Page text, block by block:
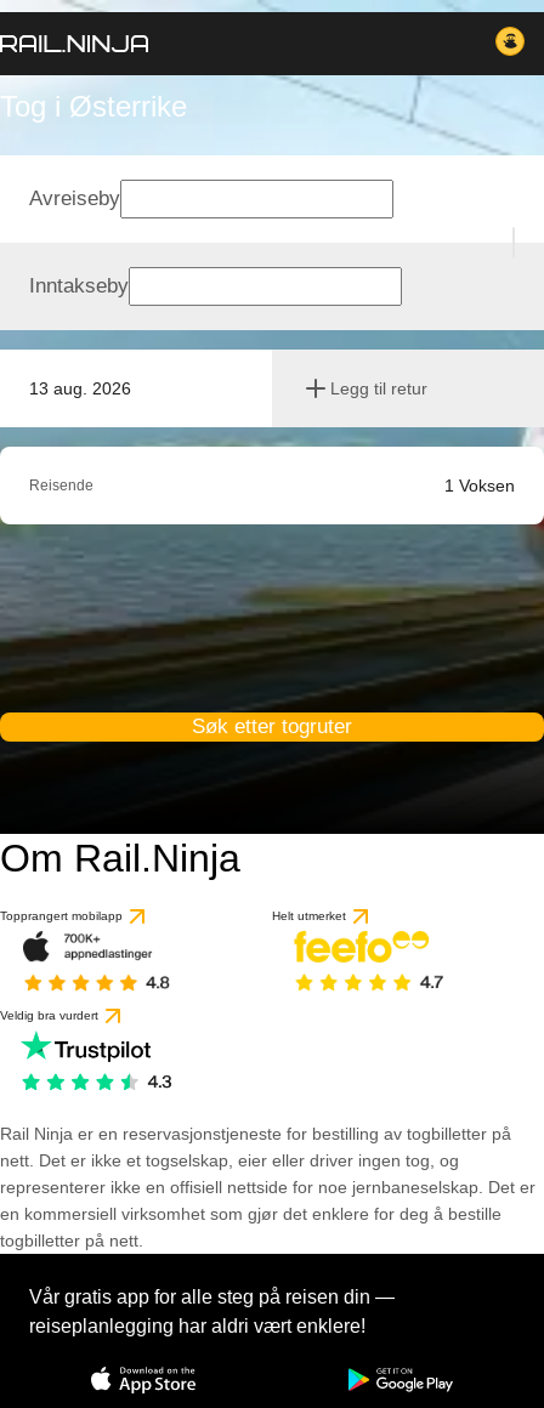
Tog i Østerrike
13 aug. 2026 Legg til retur
Avreiseby
Inntakseby
Reisende 1 Voksen
Søk etter togruter
Om Rail.Ninja
Topprangert mobilapp Helt utmerket
Veldig bra vurdert
Rail Ninja er en reservasjons­tjeneste for bestilling av togbilletter på
nett. Det er ikke et togselskap, eier eller driver ingen tog, og
representerer ikke en offisiell nettside for noe jernbaneselskap. Det er
en kommersiell virksomhet som gjør det enklere for deg å bestille
togbilletter på nett.
Vår gratis app for alle steg på reisen din —
reiseplanlegging har aldri vært enklere!